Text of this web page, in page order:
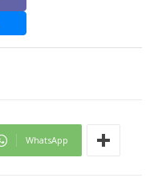
WhatsApp